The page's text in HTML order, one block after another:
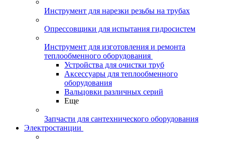
Инструмент для нарезки резьбы на трубах
Опрессовщики для испытания гидросистем
Инструмент для изготовления и ремонта
теплообменного оборудования
Устройства для очистки труб
Аксессуары для теплообменного
оборудования
Вальцовки различных серий
Еще
Запчасти для сантехнического оборудования
Электростанции